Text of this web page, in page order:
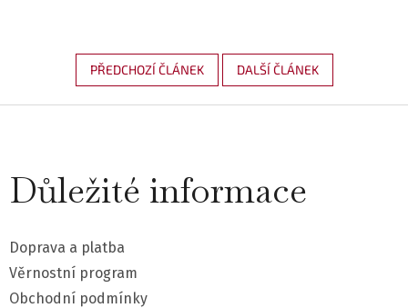
PŘEDCHOZÍ ČLÁNEK DALŠÍ ČLÁNEK
p
a
t
Důležité informace
Doprava a platba
Věrnostní program
Obchodní podmínky